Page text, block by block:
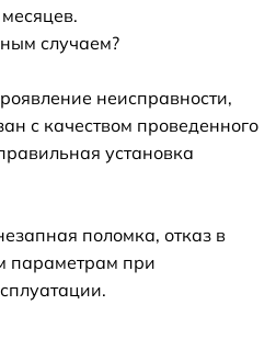
случаем?
неисправности,
с качеством проведенного
установка
поломка, отказ в
параметрам при